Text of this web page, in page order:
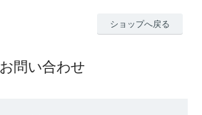
ショップへ戻る
お問い合わせ